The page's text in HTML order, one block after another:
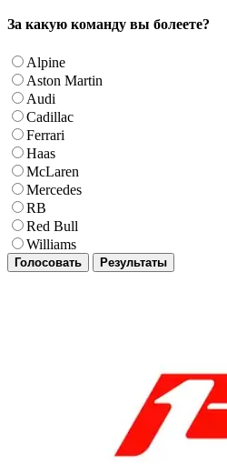
За какую команду вы болеете?
Alpine
Aston Martin
Audi
Cadillac
Ferrari
Haas
McLaren
Mercedes
RB
Red Bull
Williams
Голосовать Результаты